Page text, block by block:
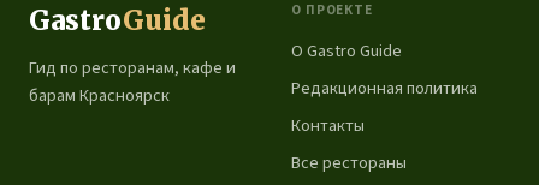
GastroGuide
Гид по ресторанам, кафе и
барам Красноярск
О ПРОЕКТЕ
О Gastro Guide
Редакционная политика
Контакты
Все рестораны